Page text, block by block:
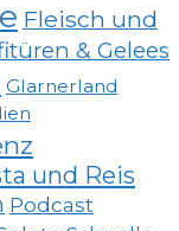
Fleisch und
& Gelees
Glarnerland
und Reis
Podcast